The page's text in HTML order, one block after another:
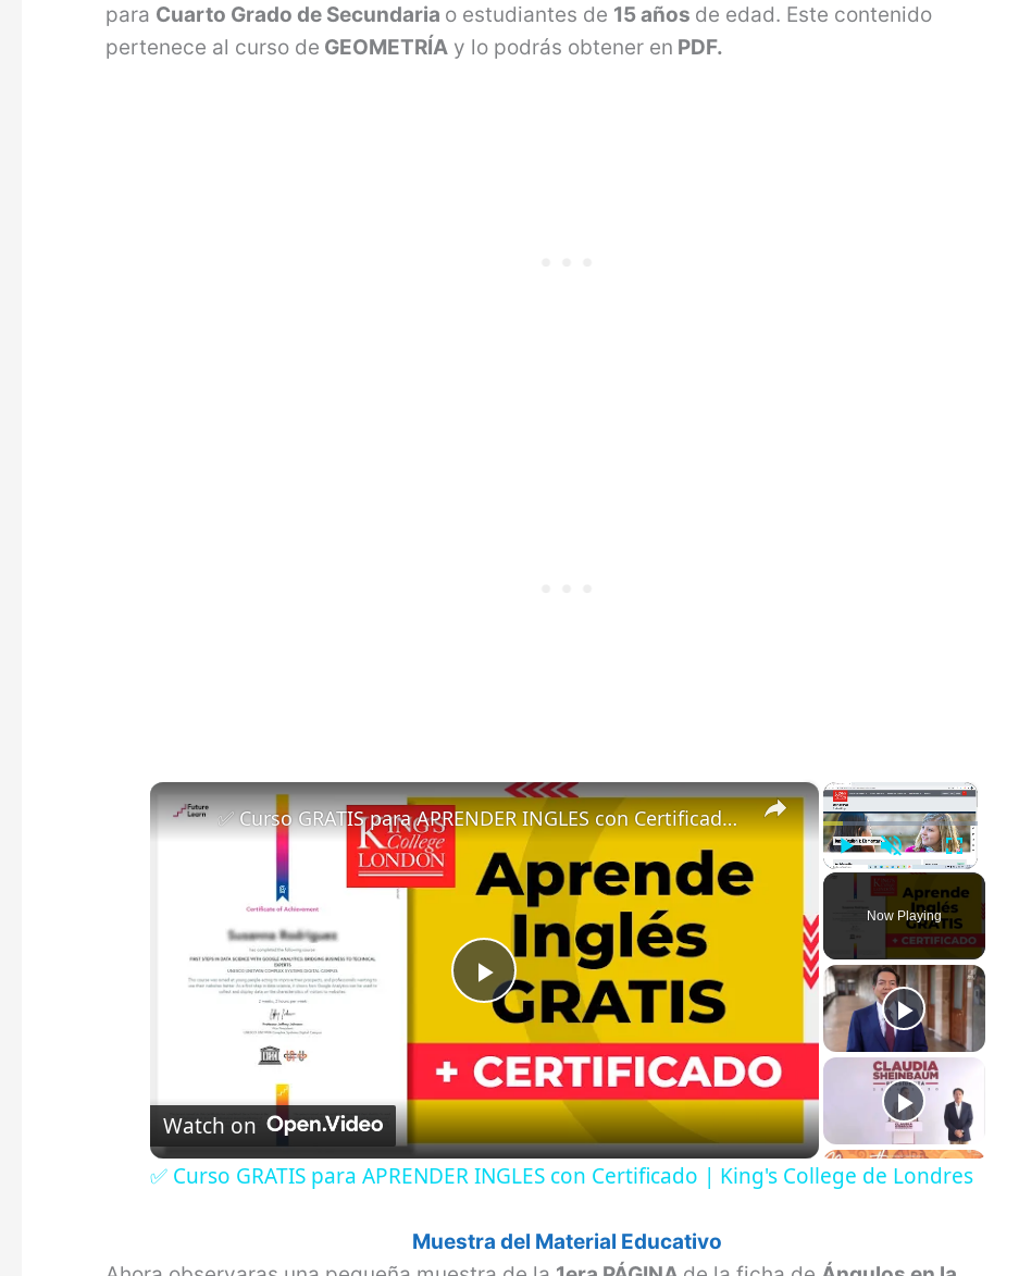
para Cuarto Grado de Secundaria o estudiantes de 15 años de edad. Este contenido
pertenece al curso de GEOMETRÍA y lo podrás obtener en PDF.
×
Play Unmute Fullscreen
Now Playing
×
P
l
a
V
✅ Curso GRATIS para APRENDER INGLES con Certificado | King's College de Londres
Watch on
✅ Curso GRATIS para APRENDER INGLES con Certificado | King's College de Londres
Muestra del Material Educativo